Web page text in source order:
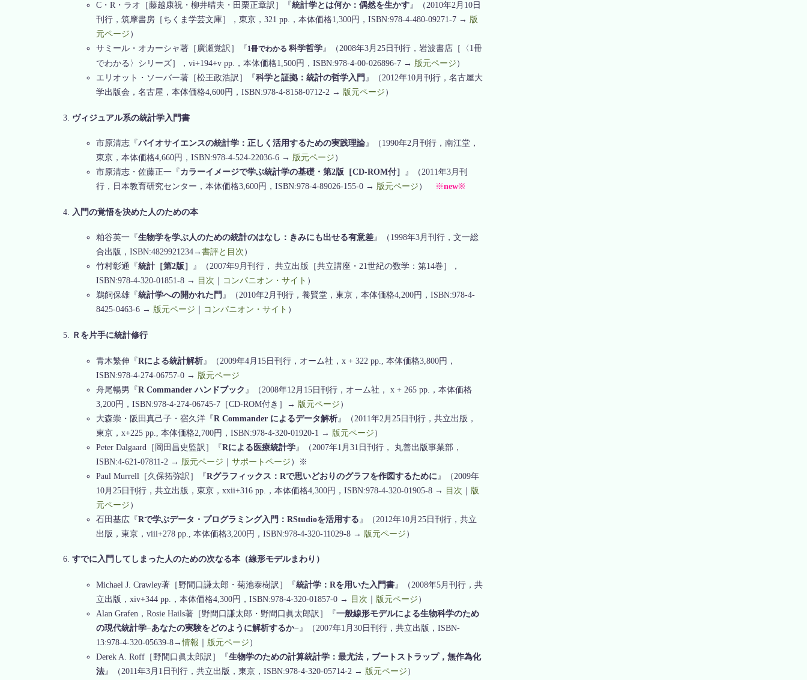
C・R・ラオ［藤越康祝・柳井晴夫・田栗正章訳］『統計学とは何か：偶然を生かす』（2010年2月10日
刊行，筑摩書房［ちくま学芸文庫］，東京，321 pp.，本体価格1,300円，ISBN:978-4-480-09271-7 → 版
元ページ ）
サミール・オカーシャ著［廣瀬覚訳］『 1冊でわかる 科学哲学』（2008年3月25日刊行，岩波書店［〈1冊
でわかる〉シリーズ］，vi+194+v pp.，本体価格1,500円，ISBN:978-4-00-026896-7 → 版元ページ ）
エリオット・ソーバー著［松王政浩訳］『科学と証拠：統計の哲学入門 』（2012年10月刊行，名古屋大
学出版会，名古屋，本体価格4,600円，ISBN:978-4-8158-0712-2 → 版元ページ ）
ヴィジュアル系の統計学入門書
市原清志『バイオサイエンスの統計学：正しく活用するための実践理論』（1990年2月刊行，南江堂，
東京，本体価格4,660円，ISBN:978-4-524-22036-6 → 版元ページ ）
市原清志・佐藤正一『 カラーイメージで学ぶ統計学の基礎・第2版［CD-ROM付］
』（2011年3月刊
行，日本教育研究センター，本体価格3,600円，ISBN:978-4-89026-155-0 → 版元ページ ） ※new※
入門の覚悟を決めた人のための本
粕谷英一『生物学を学ぶ人のための統計のはなし：きみにも出せる有意差』（1998年3月刊行，文一総
合出版，ISBN:4829921234→ 書評と目次 ）
竹村彰通『統計［第2版］
』（2007年9月刊行， 共立出版［共立講座・21世紀の数学：第14巻］，
ISBN:978-4-320-01851-8 →
目次 コンパニオン・サイト ）
鵜飼保雄『統計学への開かれた門 』（2010年2月刊行，養賢堂，東京，本体価格4,200円，ISBN:978-4-
8425-0463-6 → 版元ページ コンパニオン・サイト ）
Ｒを片手に統計修行
青木繁伸『Rによる統計解析 』（2009年4月15日刊行，オーム社，x + 322 pp., 本体価格3,800円，
ISBN:978-4-274-06757-0 → 版元ページ
舟尾暢男『R Commander ハンドブック 』（2008年12月15日刊行，オーム社， x + 265 pp.，本体価格
3,200円，ISBN:978-4-274-06745-7［CD-ROM付き］→ 版元ページ ）
大森崇・阪田真己子・宿久洋『R Commander によるデータ解析 』（2011年2月25日刊行，共立出版，
東京，x+225 pp., 本体価格2,700円，ISBN:978-4-320-01920-1 → 版元ページ ）
Peter Dalgaard［岡田昌史監訳］『Rによる医療統計学 』（2007年1月31日刊行， 丸善出版事業部，
ISBN:4-621-07811-2 → 版元ページ ｜ サポートページ ）※
Paul Murrell［久保拓弥訳］『Rグラフィックス：Rで思いどおりのグラフを作図するために 』（2009年
10月25日刊行，共立出版，東京，xxii+316 pp.，本体価格4,300円，ISBN:978-4-320-01905-8 → 目次 ｜ 版
元ページ ）
石田基広『Rで学ぶデータ・プログラミング入門：RStudioを活用する 』（2012年10月25日刊行，共立
出版，東京，viii+278 pp., 本体価格3,200円，ISBN:978-4-320-11029-8 → 版元ページ ）
すでに入門してしまった人のための次なる本（線形モデルまわり）
Michael J. Crawley著［野間口謙太郎・菊池泰樹訳］『統計学：Rを用いた入門書 』（2008年5月刊行，共
立出版，xiv+344 pp.，本体価格4,300円，ISBN:978-4-320-01857-0 →
目次 版元ページ ）
Alan Grafen，Rosie Hails著［野間口謙太郎・野間口眞太郎訳］『一般線形モデルによる生物科学のため
の現代統計学−あなたの実験をどのように解析するか− 』（2007年1月30日刊行，共立出版，ISBN-
13:978-4-320-05639-8→情報 版元ページ ）
Derek A. Roff［野間口眞太郎訳］『生物学のための計算統計学：最尤法，ブートストラップ，無作為化
法 』（2011年3月1日刊行，共立出版，東京，ISBN:978-4-320-05714-2 → 版元ページ ）